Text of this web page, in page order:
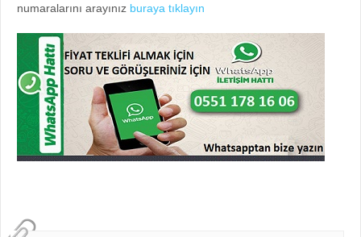
numaralarını arayınız buraya tıklayın